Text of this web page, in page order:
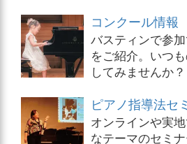
コンクール情報
バスティンで参
をご紹介。いつ
してみませんか？
ピアノ指導法セ
オンラインや実
なテーマのセミ